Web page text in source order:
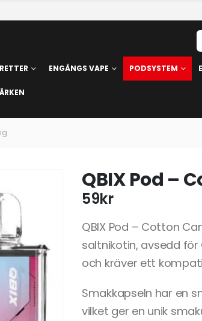
ENGÅNGS VAPE PODSYSTEM
QBIX Pod –
59kr
QBIX Pod – Cotton
saltnikotin, avsedd för
och kräver ett
Smakkapseln har en
vilket ger en unik